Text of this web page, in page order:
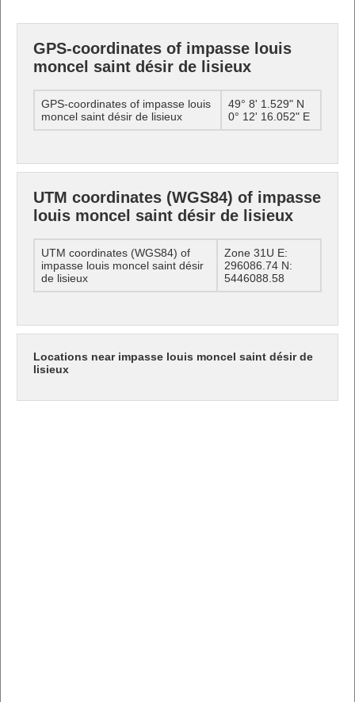
GPS-coordinates of impasse louis
moncel saint désir de lisieux
GPS-coordinates of impasse louis
moncel saint désir de lisieux
49° 8' 1.529" N
0° 12' 16.052" E
UTM coordinates (WGS84) of impasse
louis moncel saint désir de lisieux
UTM coordinates (WGS84) of
impasse louis moncel saint désir
de lisieux
Zone 31U E:
296086.74 N:
5446088.58
Locations near impasse louis moncel saint désir de
lisieux